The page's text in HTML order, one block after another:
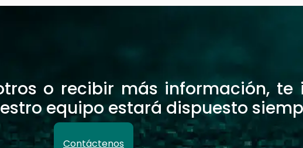
o recibir más información,
equipo estará dispuesto
Contáctenos